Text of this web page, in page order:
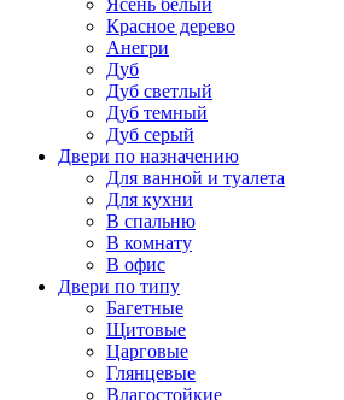
Ясень белый
Красное дерево
Анегри
Дуб
Дуб светлый
Дуб темный
Дуб серый
Двери по назначению
Для ванной и туалета
Для кухни
В спальню
В комнату
В офис
Двери по типу
Багетные
Щитовые
Царговые
Глянцевые
Влагостойкие